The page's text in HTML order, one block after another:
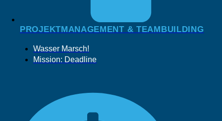
PROJEKTMANAGEMENT & TEAMBUILDING
Wasser Marsch!
Mission: Deadline